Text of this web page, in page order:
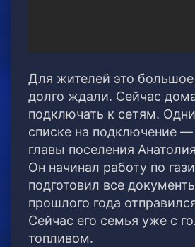
Для жителей это
долго ждали. Сейчас
подключать к сетям.
списке на подключение
главы поселения
Он начинал работу по
подготовил все
прошлого года
Сейчас его семья уже с
топливом.